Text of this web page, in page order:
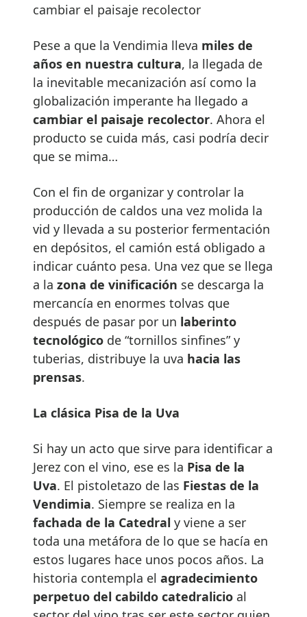
cambiar el paisaje recolector
Pese a que la Vendimia lleva miles de
años en nuestra cultura, la llegada de
la inevitable mecanización así como la
globalización imperante ha llegado a
cambiar el paisaje recolector. Ahora el
producto se cuida más, casi podría decir
que se mima…
Con el fin de organizar y controlar la
producción de caldos una vez molida la
vid y llevada a su posterior fermentación
en depósitos, el camión está obligado a
indicar cuánto pesa. Una vez que se llega
a la zona de vinificación se descarga la
mercancía en enormes tolvas que
después de pasar por un laberinto
tecnológico de “tornillos sinfines” y
tuberias, distribuye la uva hacia las
prensas.
La clásica Pisa de la Uva
Si hay un acto que sirve para identificar a
Jerez con el vino, ese es la Pisa de la
Uva. El pistoletazo de las Fiestas de la
Vendimia. Siempre se realiza en la
fachada de la Catedral y viene a ser
toda una metáfora de lo que se hacía en
estos lugares hace unos pocos años. La
historia contempla el agradecimiento
perpetuo del cabildo catedralicio al